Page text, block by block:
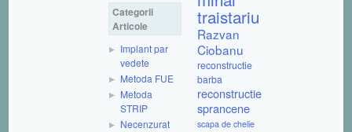
Categorii
Articole
Implant par
vedete
Metoda FUE
Metoda
STRIP
Necenzurat
traistariu
Razvan
Ciobanu
reconstructie
barba
reconstructie
sprancene
scapa de chelie